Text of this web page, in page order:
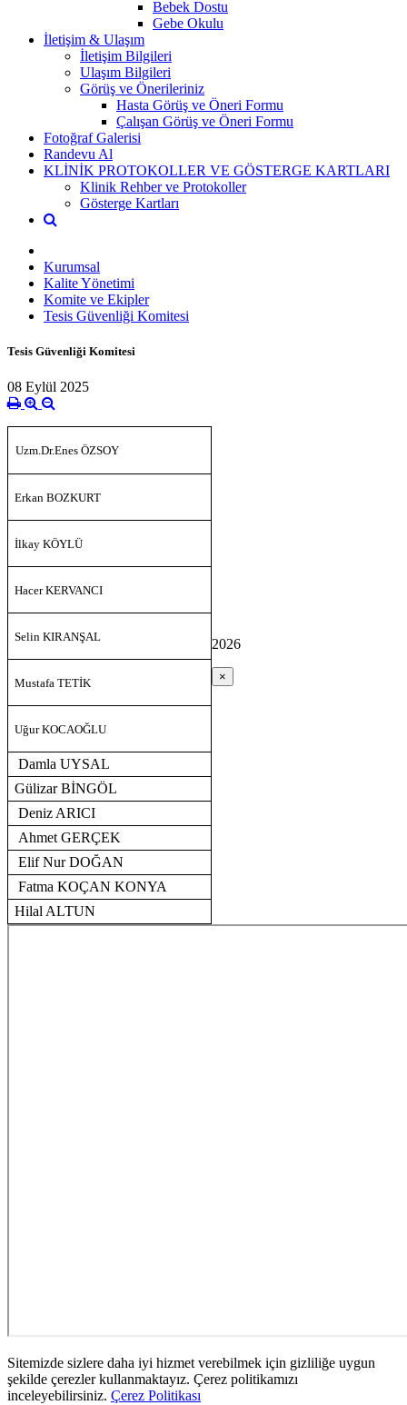
Bebek Dostu
Gebe Okulu
İletişim & Ulaşım
İletişim Bilgileri
Ulaşım Bilgileri
Görüş ve Önerileriniz
Hasta Görüş ve Öneri Formu
Çalışan Görüş ve Öneri Formu
Fotoğraf Galerisi
Randevu Al
KLİNİK PROTOKOLLER VE GÖSTERGE KARTLARI
Klinik Rehber ve Protokoller
Gösterge Kartları
Kurumsal
Kalite Yönetimi
Komite ve Ekipler
Tesis Güvenliği Komitesi
Tesis Güvenliği Komitesi
08 Eylül 2025
Uzm.Dr.Enes ÖZSOY
Erkan BOZKURT
İlkay KÖYLÜ
Hacer KERVANCI
Selin KIRANŞAL
Mustafa TETİK
Uğur KOCAOĞLU
Damla UYSAL
Gülizar BİNGÖL
Deniz ARICI
Ahmet GERÇEK
Elif Nur DOĞAN
Fatma KOÇAN KONYA
Hilal ALTUN
2026
×
Sitemizde sizlere daha iyi hizmet verebilmek için gizliliğe uygun
şekilde çerezler kullanmaktayız. Çerez politikamızı
inceleyebilirsiniz. Çerez Politikası